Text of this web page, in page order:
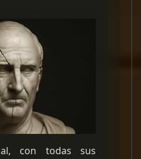
con todas sus